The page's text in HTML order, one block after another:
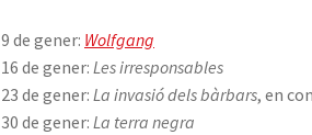
9 de gener: Wolfgang
16 de gener:Les irresponsables
23 de gener:La invasió dels bàrbars, en
30 de gener:La terra negra